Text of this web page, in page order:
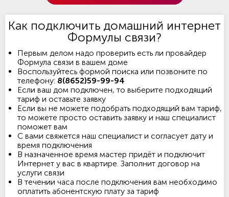
Как подключить домашний интернет
Формулы связи?
Первым делом надо проверить есть ли провайдер
Формула связи в вашем доме
Воспользуйтесь формой поиска или позвоните по
телефону: 8(8652)59-99-94
Если ваш дом подключен, то выберите подходящий
тариф и оставьте заявку
Если вы не можете подобрать подходящий вам тариф,
то можете просто оставить заявку и наш специалист
поможет вам
С вами свяжется наш специалист и согласует дату и
время подключения
В назначенное время мастер придёт и подключит
Интернет у вас в квартире. Заполнит договор на
услуги связи
В течении часа после подключения вам необходимо
оплатить абонентскую плату за тариф